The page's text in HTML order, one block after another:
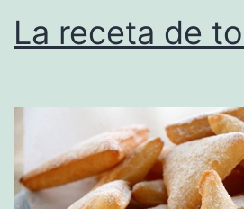
La receta de